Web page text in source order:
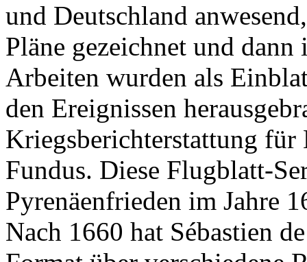
und Deutschland
Pläne gezeichnet und
Arbeiten wurden als
den Ereignissen
Kriegsberichterstattung
Fundus. Diese Flugblatt-
Pyrenäenfrieden im Jahre
Nach 1660 hat Sébastien